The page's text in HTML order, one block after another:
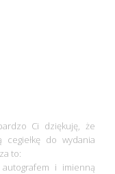
Ci dziękuję, że
cegiełkę do wydania
to:
i imienną